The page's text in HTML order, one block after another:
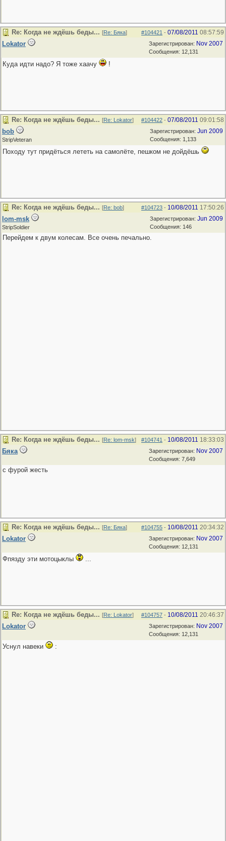
#104421 - 07/08/2011 08:57:59
Re: Когда не ждёшь беды... [Re: Бяка]
Зарегистрирован: Nov 2007
Сообщения: 12,131
Lokator
Куда идти надо? Я тоже хаачу !
#104422 - 07/08/2011 09:01:58
Re: Когда не ждёшь беды... [Re: Lokator]
Зарегистрирован: Jun 2009
Сообщения: 1,133
bob
StripVeteran
Походу тут придёться лететь на самолёте, пешком не дойдёшь
#104723 - 10/08/2011 17:50:26
Re: Когда не ждёшь беды... [Re: bob]
Зарегистрирован: Jun 2009
Сообщения: 146
lom-msk
StripSoldier
Перейдем к двум колесам. Все очень печально.
#104741 - 10/08/2011 18:33:03
Re: Когда не ждёшь беды... [Re: lom-msk]
Зарегистрирован: Nov 2007
Сообщения: 7,649
Бяка
с фурой жесть
#104755 - 10/08/2011 20:34:32
Re: Когда не ждёшь беды... [Re: Бяка]
Зарегистрирован: Nov 2007
Сообщения: 12,131
Lokator
Фпязду эти мотоцыклы ...
#104757 - 10/08/2011 20:46:37
Re: Когда не ждёшь беды... [Re: Lokator]
Зарегистрирован: Nov 2007
Сообщения: 12,131
Lokator
Уснул навеки :